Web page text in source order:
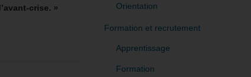
crise. »
Orientation
Formation et recrutement
Apprentissage
Formation